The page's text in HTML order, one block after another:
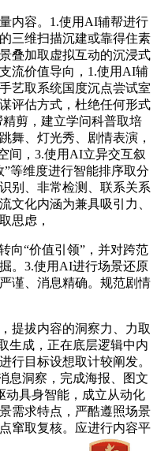
容。1.使用AI辅帮进行
三维扫描沉建或靠得住素
叠加取虚拟互动的沉浸式
流价值导向，1.使用AI辅
艺取系统国度沉点尝试室
评估方式，杜绝任何形式
剪，建立学问科普取培
舞、灯光秀、剧情表演，
间，3.使用AI立异交互叙
等维度进行智能排序取分
别、非常检测、联系关系
文化内涵为兼具吸引力、
思虑，
“价值引领”，并对跨范
。3.使用AI进行场景还原
谨、消息精确。规范剧情
拔内容的洞察力、力取
生成，正在底层逻辑中内
行目标设想取计较阐发。
息洞察，完成海报、图文
动具身智能，成立从动化
需求特点，严酷遵照场景
窜取复核。应进行内容平